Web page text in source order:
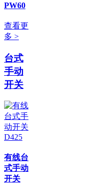
PW60
查看更
多 >
台式
手动
开关
有线台
式手动
开关